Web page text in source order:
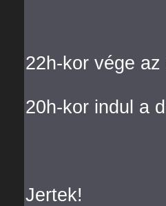
22h-kor vége
20h-kor indul a
Jertek!